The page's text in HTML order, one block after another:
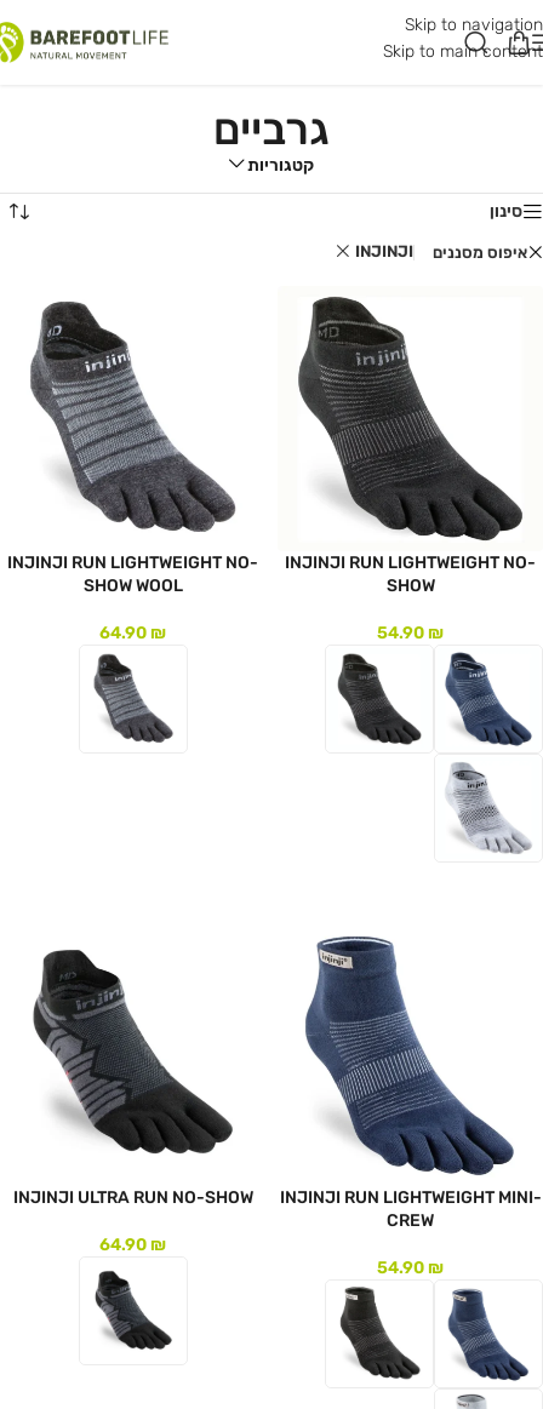
Skip to navigation
Skip to main content
גרביים
קטגוריות
סינון
איפוס מסננים INJINJI
INJINJI RUN LIGHTWEIGHT NO-
SHOW
54.90₪
INJINJI RUN LIGHTWEIGHT NO-
SHOW WOOL
64.90₪
INJINJI RUN LIGHTWEIGHT MINI-
CREW
54.90₪
INJINJI ULTRA RUN NO-SHOW
64.90₪